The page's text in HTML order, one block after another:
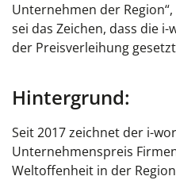
Unternehmen der
sei das Zeichen, dass die
der Preisverleihung
Hintergrund:
Seit 2017 zeichnet der i-
Unternehmenspreis
Weltoffenheit in der